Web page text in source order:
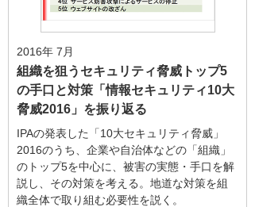
2016年 7月
組織を狙うセキュリティ脅威トップ5
の手口と対策「情報セキュリティ10大
脅威2016」を振り返る
IPAの発表した「10大セキュリティ脅威」
2016のうち、企業や自治体などの「組織」
のトップ5を中心に、被害の実態・手口を解
説し、その対策を考える。地道な対策を組
織全体で取り組む必要性を説く。